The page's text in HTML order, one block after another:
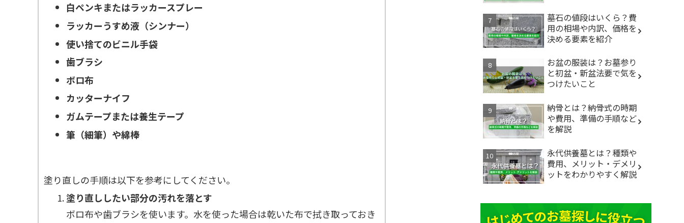
白ペンキまたはラッカースプレー
ラッカーうすめ液（シンナー）
使い捨てのビニル手袋
歯ブラシ
ボロ布
カッターナイフ
ガムテープまたは養生テープ
筆（細筆）や綿棒
塗り直しの手順は以下を参考にしてください。
塗り直ししたい部分の汚れを落とす
ボロ布や歯ブラシを使います。水を使った場合は乾いた布で拭き取っておき
墓石の値段はいくら？費
用の相場や内訳、価格を
決める要素を紹介
お盆の服装は？お墓参り
と初盆・新盆法要で気を
つけたいこと
納骨とは？納骨式の時期
や費用、準備の手順など
を解説
永代供養墓とは？種類や
費用、メリット・デメリ
ットをわかりやすく解説